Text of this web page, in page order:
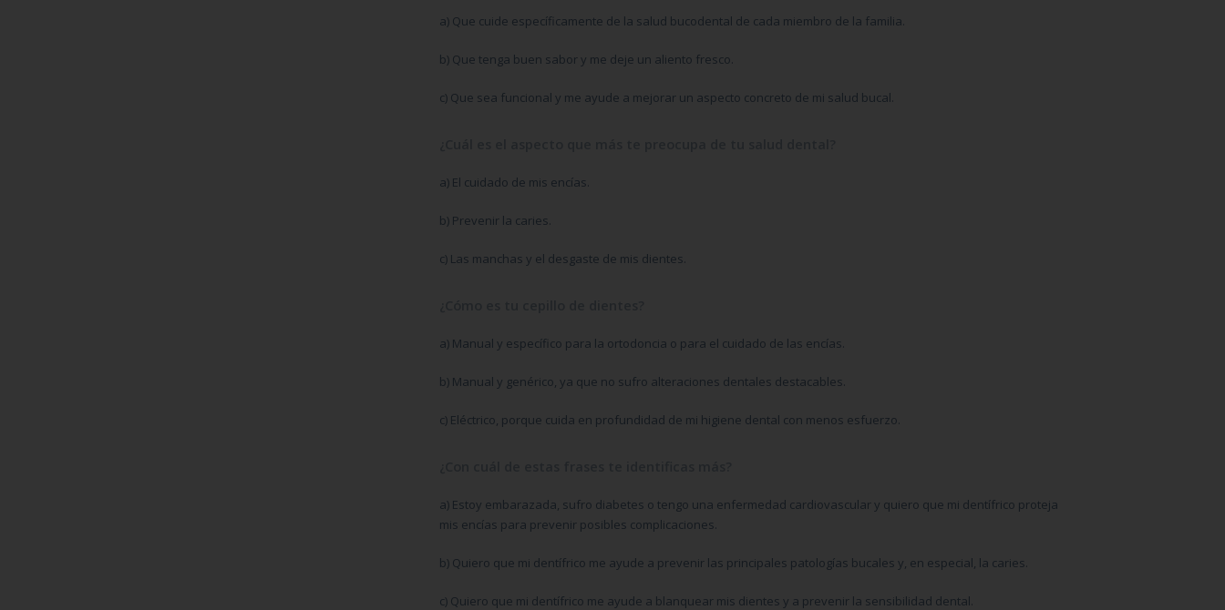
a) Que cuide específicamente de la salud bucodental de cada miembro de la familia.
b) Que tenga buen sabor y me deje un aliento fresco.
c) Que sea funcional y me ayude a mejorar un aspecto concreto de mi salud bucal.
a) El cuidado de mis encías.
b) Prevenir la caries.
c) Las manchas y el desgaste de mis dientes.
a) Manual y específico para la ortodoncia o para el cuidado de las encías.
b) Manual y genérico, ya que no sufro alteraciones dentales destacables.
c) Eléctrico, porque cuida en profundidad de mi higiene dental con menos esfuerzo.
a) Estoy embarazada, sufro diabetes o tengo una enfermedad cardiovascular y quiero que mi dentífrico proteja
mis encías para prevenir posibles complicaciones.
b) Quiero que mi dentífrico me ayude a prevenir las principales patologías bucales y, en especial, la caries.
c) Quiero que mi dentífrico me ayude a blanquear mis dientes y a prevenir la sensibilidad dental.